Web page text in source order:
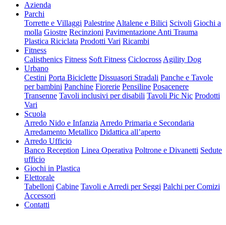
Azienda
Parchi
Torrette e Villaggi Palestrine Altalene e Bilici Scivoli Giochi a
molla Giostre Recinzioni Pavimentazione Anti Trauma
Plastica Riciclata Prodotti Vari Ricambi
Fitness
Calisthenics Fitness Soft Fitness Ciclocross Agility Dog
Urbano
Cestini Porta Biciclette Dissuasori Stradali Panche e Tavole
per bambini Panchine Fiorerie Pensiline Posacenere
Transenne Tavoli inclusivi per disabili Tavoli Pic Nic Prodotti
Vari
Scuola
Arredo Nido e Infanzia Arredo Primaria e Secondaria
Arredamento Metallico Didattica all’aperto
Arredo Ufficio
Banco Reception Linea Operativa Poltrone e Divanetti Sedute
ufficio
Giochi in Plastica
Elettorale
Tabelloni Cabine Tavoli e Arredi per Seggi Palchi per Comizi
Accessori
Contatti